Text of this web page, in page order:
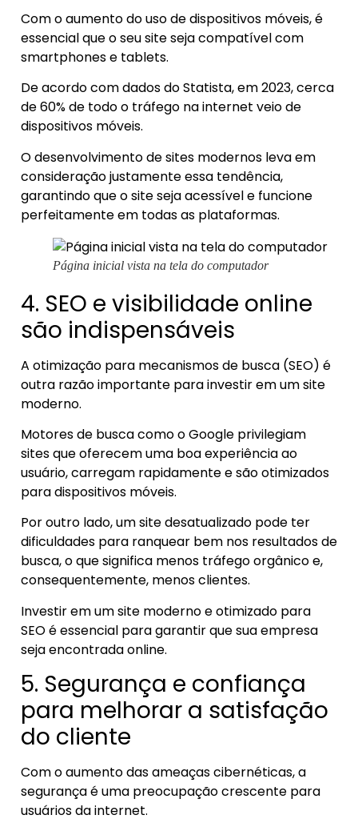
Com o aumento do uso de dispositivos móveis, é
essencial que o seu site seja compatível com
smartphones e tablets.
De acordo com dados do Statista, em 2023, cerca
de 60% de todo o tráfego na internet veio de
dispositivos móveis.
O desenvolvimento de sites modernos leva em
consideração justamente essa tendência,
garantindo que o site seja acessível e funcione
perfeitamente em todas as plataformas.
Página inicial vista na tela do computador
4. SEO e visibilidade online
são indispensáveis
A otimização para mecanismos de busca (SEO) é
outra razão importante para investir em um site
moderno.
Motores de busca como o Google privilegiam
sites que oferecem uma boa experiência ao
usuário, carregam rapidamente e são otimizados
para dispositivos móveis.
Por outro lado, um site desatualizado pode ter
dificuldades para ranquear bem nos resultados de
busca, o que significa menos tráfego orgânico e,
consequentemente, menos clientes.
Investir em um site moderno e otimizado para
SEO é essencial para garantir que sua empresa
seja encontrada online.
5. Segurança e confiança
para melhorar a satisfação
do cliente
Com o aumento das ameaças cibernéticas, a
segurança é uma preocupação crescente para
usuários da internet.